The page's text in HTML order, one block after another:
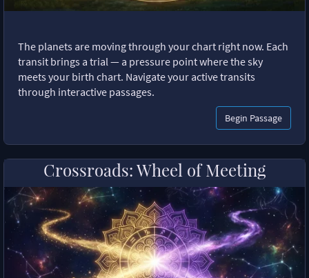
The planets are moving through your chart right now. Each
transit brings a trial — a pressure point where the sky
meets your birth chart. Navigate your active transits
through interactive passages.
Begin Passage
Crossroads: Wheel of Meeting